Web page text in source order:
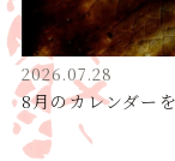
2026.07.28
8月のカレンダー